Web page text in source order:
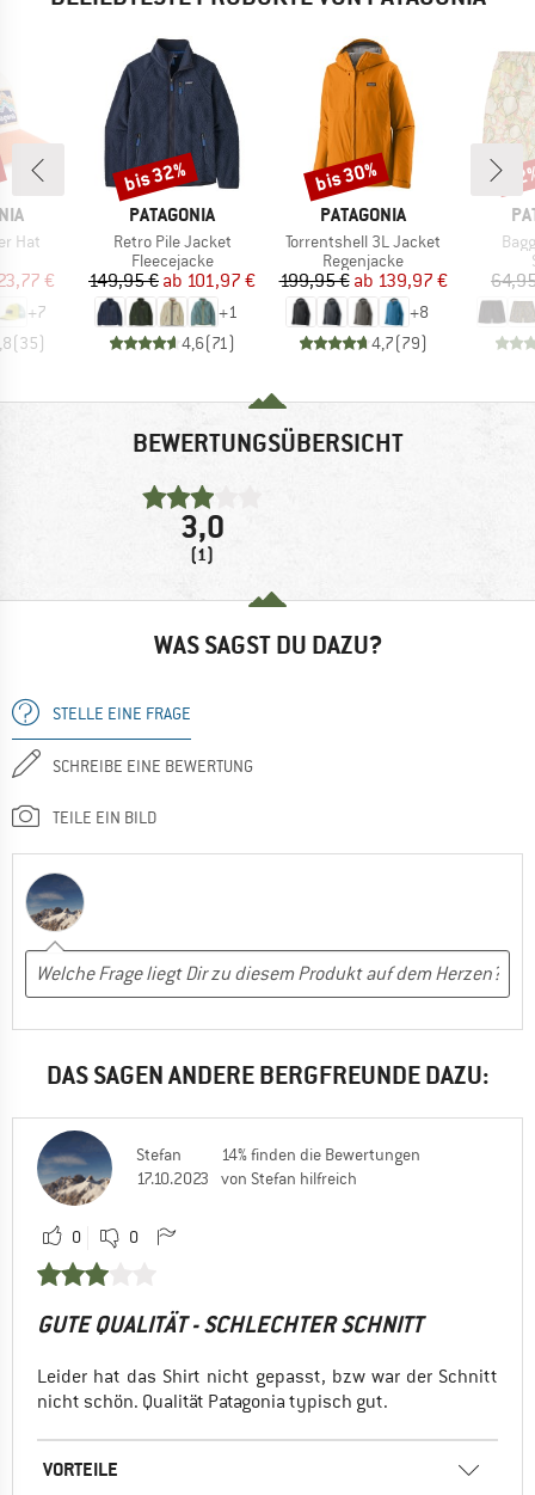
Hat
Preis
€
+7
(35)
MARKE
PATAGONIA
Artikel
Retro Pile Jacket
Produktgruppe
Fleecejacke
Preis
149,95 € reduzierter Preis
ab 101,97 €
+1
4,6(71)
Rabatt
bis 32%
MARKE
PATAGONIA
Artikel
Torrentshell 3L Jacket
Produktgruppe
Regenjacke
Preis
199,95 € reduzierter Preis
ab 139,97 €
+8
4,7(79)
Rabatt
bis 30%
BEWERTUNGSÜBERSICHT
3,0
(1)
WAS SAGST DU DAZU?
STELLE EINE FRAGE
SCHREIBE EINE BEWERTUNG
TEILE EIN BILD
DAS SAGEN ANDERE BERGFREUNDE DAZU:
Stefan
17.10.2023
14% finden die Bewertungen
von Stefan hilfreich
0 0
GUTE QUALITÄT - SCHLECHTER SCHNITT
Leider hat das Shirt nicht gepasst, bzw war der Schnitt
nicht schön. Qualität Patagonia typisch gut.
VORTEILE